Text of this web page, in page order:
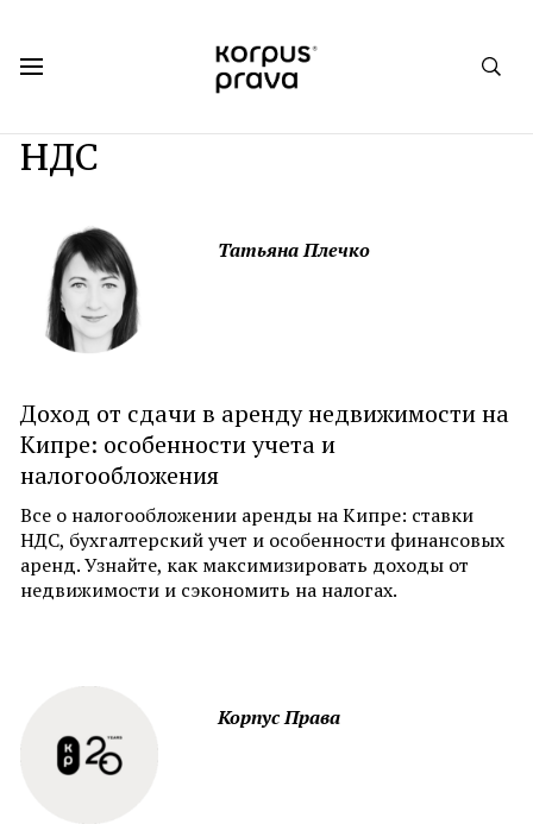
НДС
Татьяна Плечко
Доход от сдачи в аренду недвижимости на
Кипре: особенности учета и
налогообложения
Все о налогообложении аренды на Кипре: ставки
НДС, бухгалтерский учет и особенности финансовых
аренд. Узнайте, как максимизировать доходы от
недвижимости и сэкономить на налогах.
Корпус Права